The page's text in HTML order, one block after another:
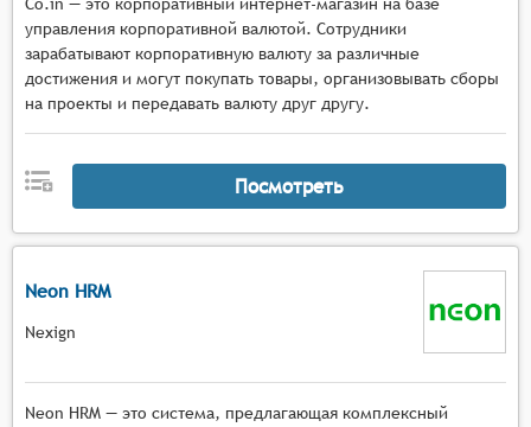
управления корпоративной валютой. Сотрудники
зарабатывают корпоративную валюту за различные
достижения и могут покупать товары, организовывать сборы
на проекты и передавать валюту друг другу.
Посмотреть
Neon HRM
Nexign
Neon HRM — это система, предлагающая комплексный